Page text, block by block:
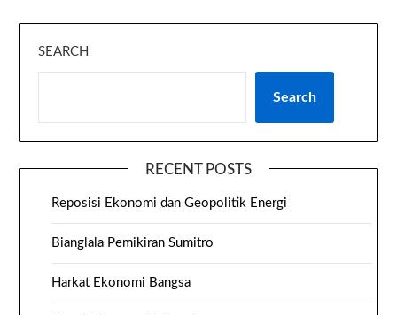
SEARCH
Search
RECENT POSTS
Reposisi Ekonomi dan Geopolitik Energi
Bianglala Pemikiran Sumitro
Harkat Ekonomi Bangsa